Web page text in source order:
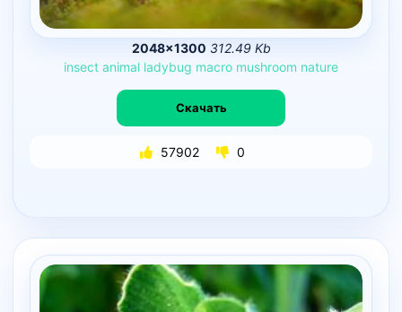
2048×1300 312.49 Kb
insect animal ladybug macro mushroom nature
Скачать
57902 0